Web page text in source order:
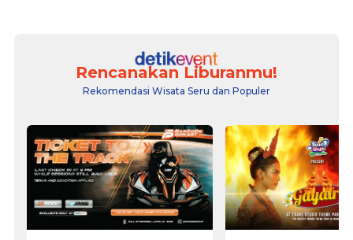
Rencanakan Liburanmu!
Rekomendasi Wisata Seru dan Populer